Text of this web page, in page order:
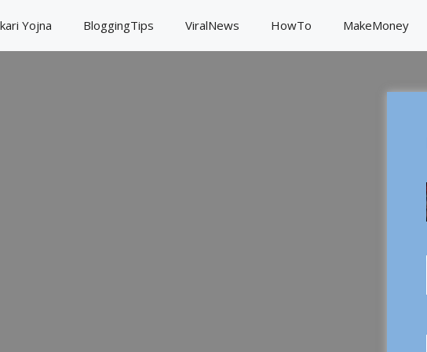
Yojna BloggingTips ViralNews HowTo MakeMoney